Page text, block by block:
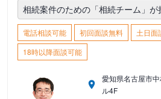
相続案件のための「相続チーム」が
電話相談可能 初回面談無料
土日面
18時以降面談可能
愛知県名古屋市
ル4F